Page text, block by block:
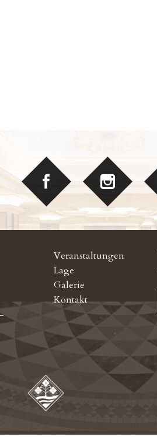
Veranstaltungen
Lage
Galerie
Kontakt